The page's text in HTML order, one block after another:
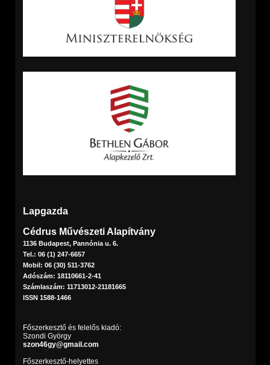
Lapgazda
Cédrus Művészeti Alapítvány
1136 Budapest, Pannónia u. 6.
Tel.: 06 (1) 247-6657
Mobil: 06 (30) 511-3762
Adószám: 18110661-2-41
Számlaszám: 11713012-21181665
ISSN 1588-1466
Főszerkesztő és felelős kiadó:
Szondi György
szon46gy@gmail.com
Főszerkesztő-helyettes